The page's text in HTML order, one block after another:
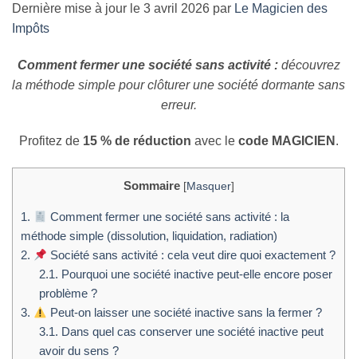
Dernière mise à jour le 3 avril 2026 par Le Magicien des
Impôts
Comment fermer une société sans activité :découvrez
la méthode simple pour clôturer une société dormante sans
erreur.
Profitez de 15 % de réduction avec le code MAGICIEN .
Sommaire [Masquer]
1.
Comment fermer une société sans activité : la
méthode simple (dissolution, liquidation, radiation)
2.
Société sans activité : cela veut dire quoi exactement ?
2.1. Pourquoi une société inactive peut-elle encore poser
problème ?
3.
Peut-on laisser une société inactive sans la fermer ?
3.1. Dans quel cas conserver une société inactive peut
avoir du sens ?